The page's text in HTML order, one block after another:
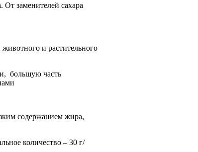
От заменителей сахара
и растительного
большую часть
содержанием жира,
количество – 30 г/